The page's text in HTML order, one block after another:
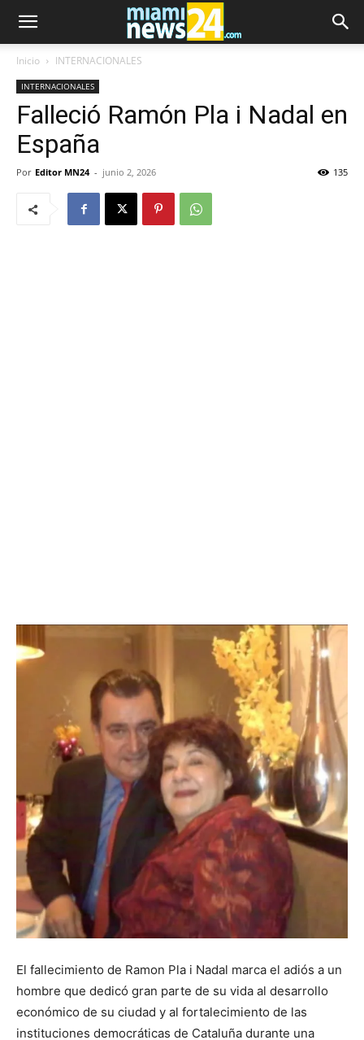
Inicio INTERNACIONALES
INTERNACIONALES
Falleció Ramón Pla i Nadal en
España
Por Editor MN24 - junio 2, 2026 135
El fallecimiento de Ramon Pla i Nadal marca el adiós a un
hombre que dedicó gran parte de su vida al desarrollo
económico de su ciudad y al fortalecimiento de las
instituciones democráticas de Cataluña durante una